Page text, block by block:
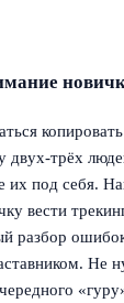
двух-трёх
их под себя.
вести
разбор
Не